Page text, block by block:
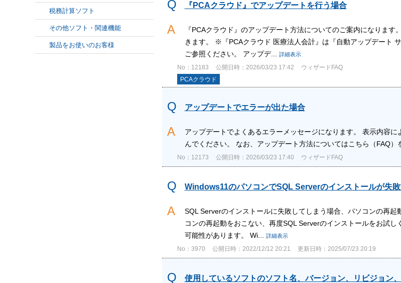
税務計算ソフト
その他ソフト・関連機能
製品をお使いのお客様
『PCAクラウド』でアップデートを行う場合
『PCAクラウド』のアップデート方法についてのご案内になりま
きます。 ※『PCAクラウド 医療法人会計』は『自動アップデート
ご参照ください。 アップデ...
詳細表示
No：12183 公開日時：2026/03/23 17:42
ウィザードFAQ
PCAクラウド
アップデートでエラーが出た場合
アップデートでよくあるエラーメッセージになります。 表示内容
んでください。 なお、アップデート方法についてはこちら（FAQ）
No：12173 公開日時：2026/03/23 17:40 ウィザードFAQ
Windows11のパソコンでSQL Serverのインストールが失
SQL Serverのインストールに失敗してしまう場合、パソコンの再
コンの再起動をおこない、再度SQL Serverのインストールをお試
可能性があります。 Wi...
詳細表示
No：3970 公開日時：2022/12/12 20:21 更新日時：2025/07/23 20:19
使用しているソフトのソフト名、バージョン、リビジョン